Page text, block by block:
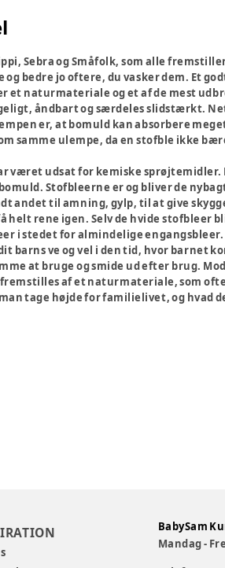
Sebra og Småfolk, som alle
bedre jo oftere, du vasker dem. Et
et naturmateriale og et af de mest
åndbart og særdeles slidstærkt.
er, at bomuld kan absorbere
samme ulempe, da en stofble ikke
været udsat for kemiske
Stofbleerne er og bliver de
andet til amning, gylp, til at give
rene igen. Selv de hvide stofbleer
i stedet for almindelige
barns ve og vel i den tid, hvor barnet
at bruge og smide ud efter brug.
af et naturmateriale, som
tage højde for familielivet, og hvad
BabySam
Mandag -